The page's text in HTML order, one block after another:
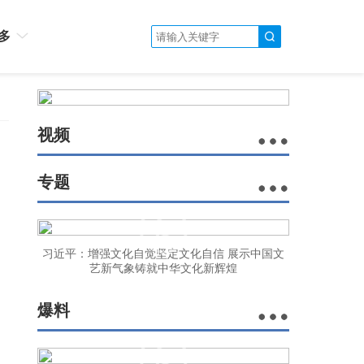
视频
专题
习近平：增强文化自觉坚定文化自信 展示中国文
艺新气象铸就中华文化新辉煌
爆料